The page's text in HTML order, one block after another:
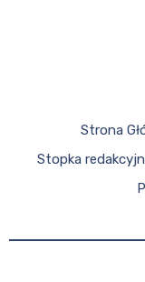
Strona
Stopka